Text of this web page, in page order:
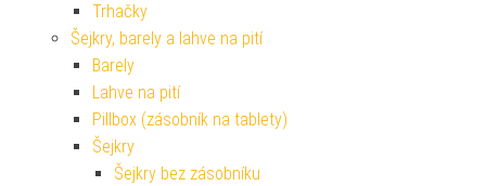
Trhačky
Šejkry, barely a lahve na pití
Barely
Lahve na pití
Pillbox (zásobník na tablety)
Šejkry
Šejkry bez zásobníku